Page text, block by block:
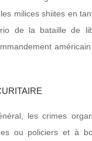
les milices shiites en
de la bataille de
les crimes
ou policiers et à